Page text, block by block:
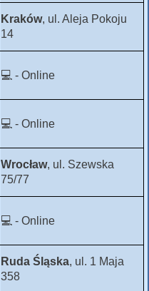
Kraków, ul. Aleja Pokoju
14
💻 - Online
💻 - Online
Wrocław, ul. Szewska
75/77
💻 - Online
Ruda Śląska, ul. 1 Maja
358